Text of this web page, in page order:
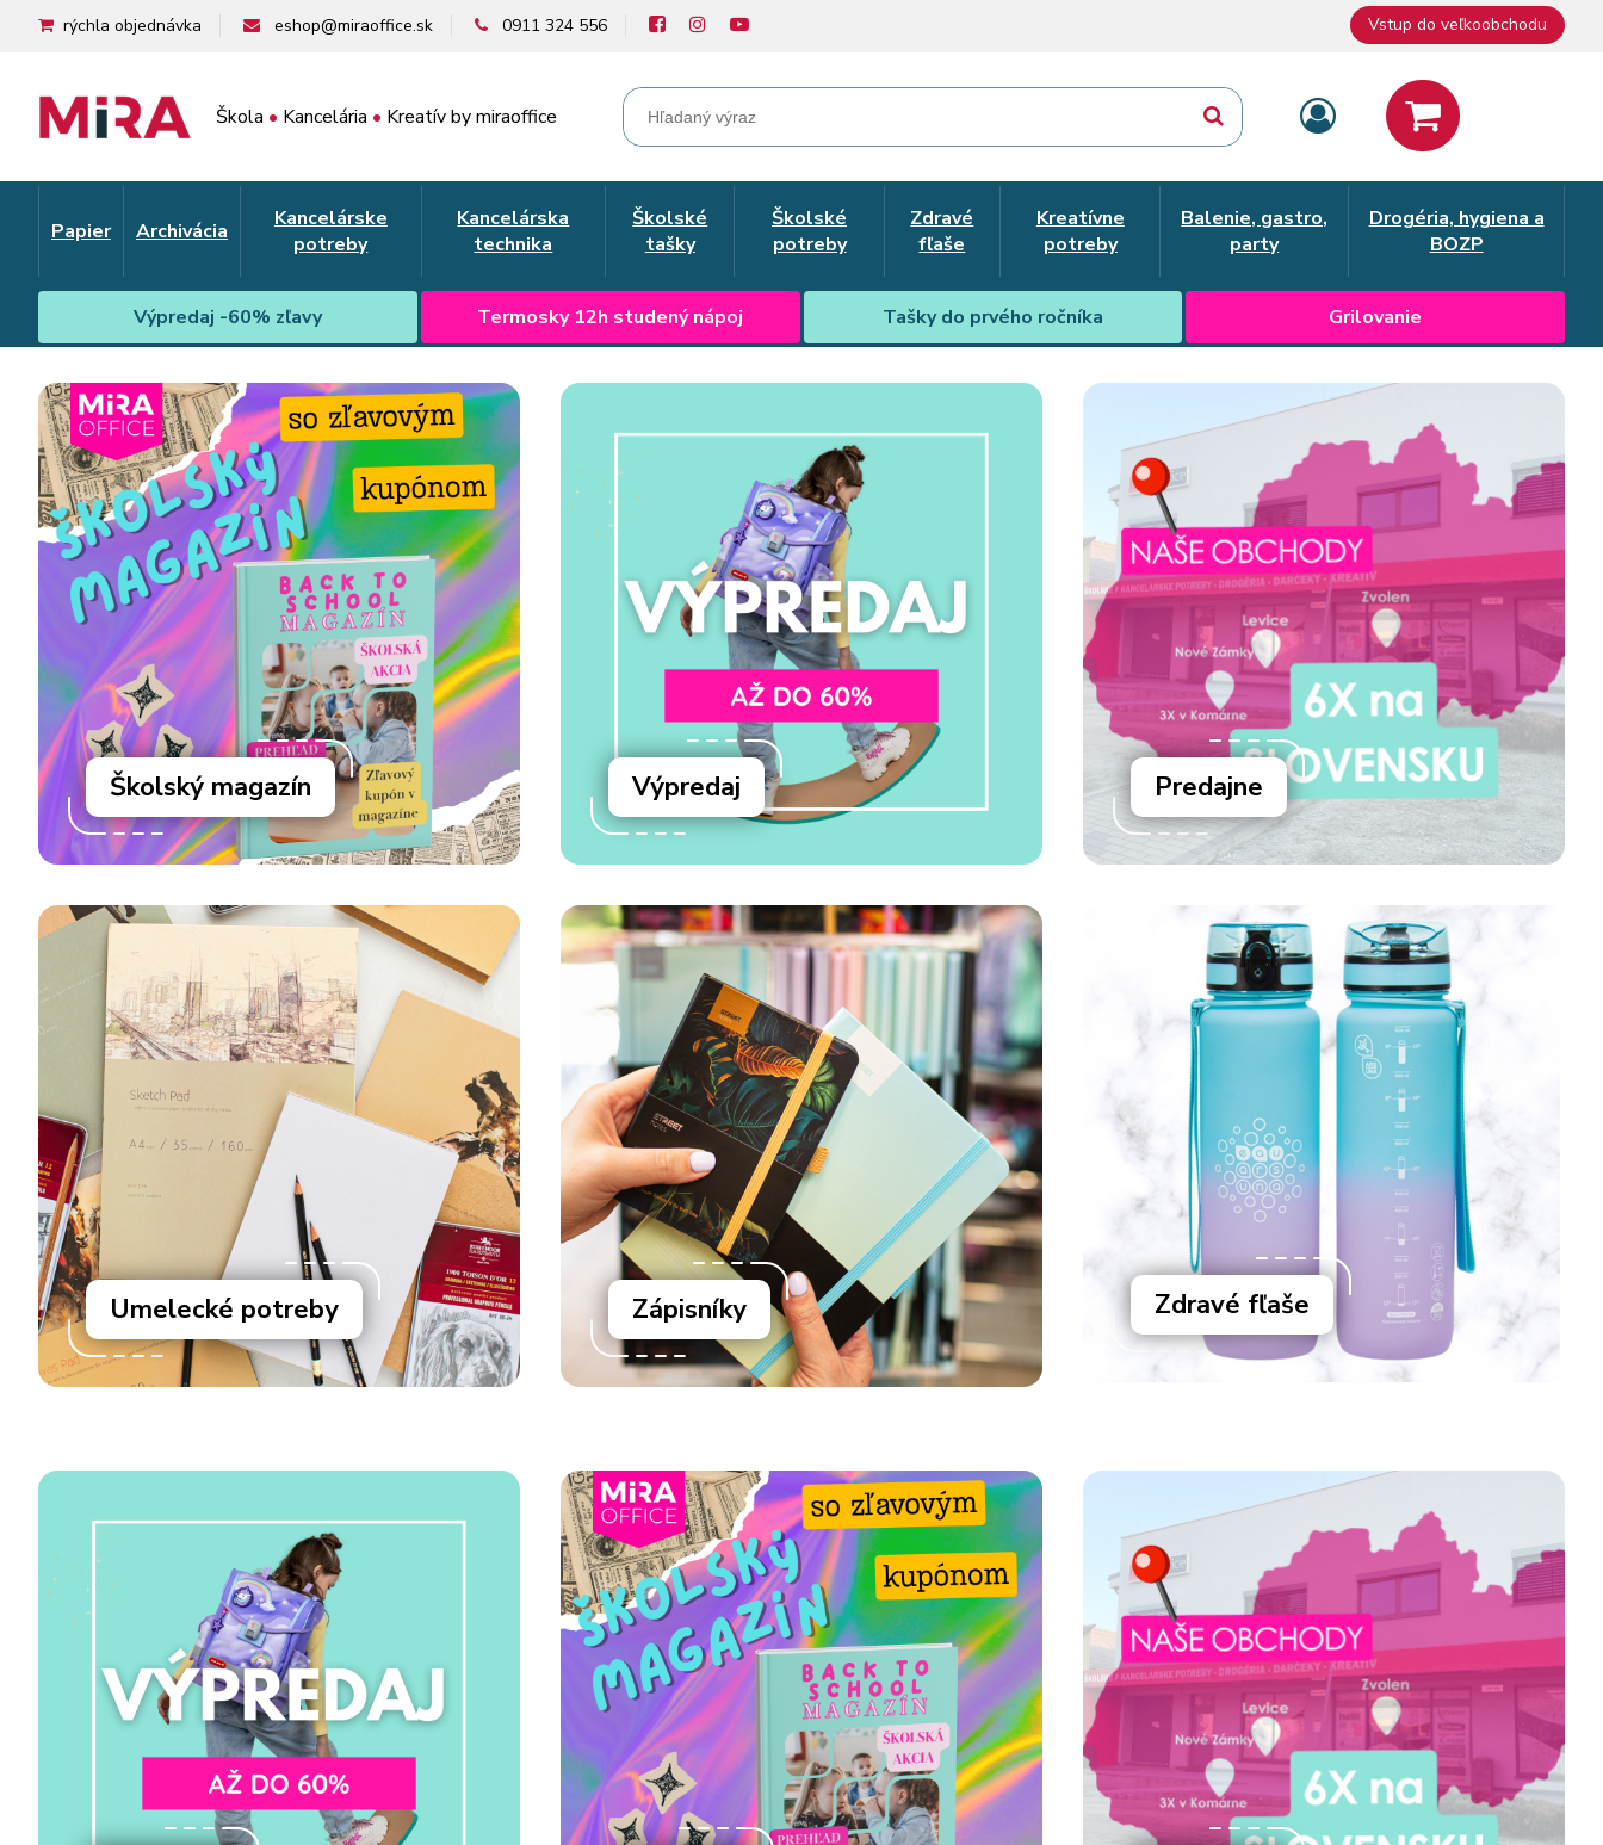
Škola • Kancelária • Kreatív by miraoffice
rýchla objednávka eshop@miraoffice.sk 0911 324 556 Vstup do veľkoobchodu
Papier Archivácia
Kancelárske
potreby
Kancelárska
technika
Školské
tašky
Školské
potreby
Zdravé
fľaše
Kreatívne
potreby
Balenie, gastro,
party
Drogéria, hygiena a
BOZP
Výpredaj -60% zľavy Termosky 12h studený nápoj Tašky do prvého ročníka Grilovanie
Školský magazín Výpredaj Predajne
Umelecké potreby Zápisníky Zdravé fľaše